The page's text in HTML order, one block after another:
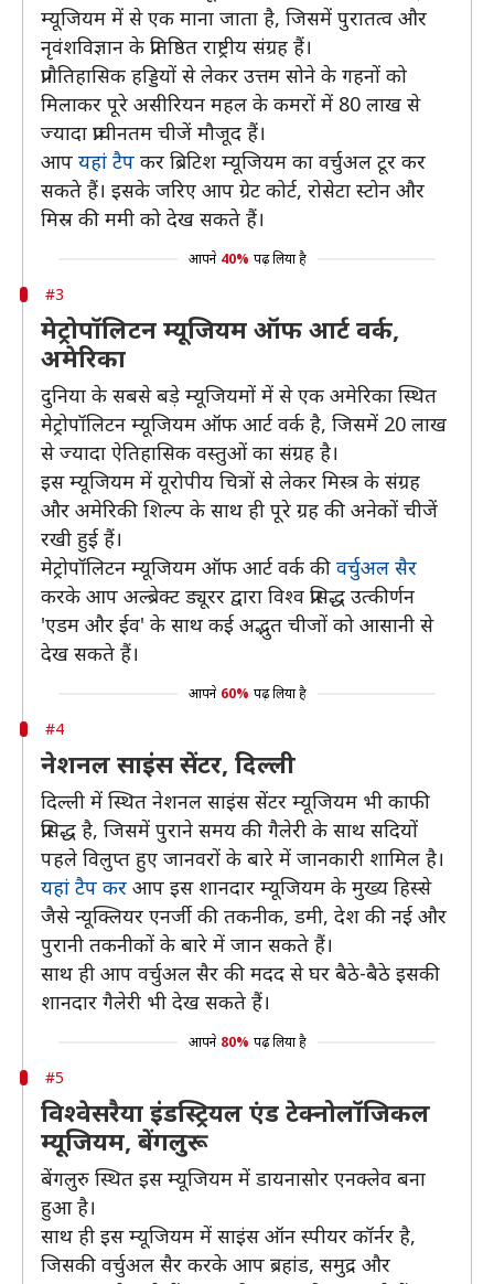
म्यूजियम में से एक माना जाता है, जिसमें पुरातत्व और
नृवंशविज्ञान के प्रतिष्ठित राष्ट्रीय संग्रह हैं।
प्रागैतिहासिक हड्डियों से लेकर उत्तम सोने के गहनों को
मिलाकर पूरे असीरियन महल के कमरों में 80 लाख से
ज्यादा प्राचीनतम चीजें मौजूद हैं।
आप यहां टैप कर ब्रिटिश म्यूजियम का वर्चुअल टूर कर
सकते हैं। इसके जरिए आप ग्रेट कोर्ट, रोसेटा स्टोन और
मिस्र की ममी को देख सकते हैं।
आपने 40% पढ़ लिया है
#3
मेट्रोपॉलिटन म्यूजियम ऑफ आर्ट वर्क,
अमेरिका
दुनिया के सबसे बड़े म्यूजियमों में से एक अमेरिका स्थित
मेट्रोपॉलिटन म्यूजियम ऑफ आर्ट वर्क है, जिसमें 20 लाख
से ज्यादा ऐतिहासिक वस्तुओं का संग्रह है।
इस म्यूजियम में यूरोपीय चित्रों से लेकर मिस्त्र के संग्रह
और अमेरिकी शिल्प के साथ ही पूरे ग्रह की अनेकों चीजें
रखी हुई हैं।
मेट्रोपॉलिटन म्यूजियम ऑफ आर्ट वर्क की वर्चुअल सैर
करके आप अल्ब्रेक्ट ड्यूरर द्वारा विश्व प्रसिद्ध उत्कीर्णन
'एडम और ईव' के साथ कई अद्भुत चीजों को आसानी से
देख सकते हैं।
आपने 60% पढ़ लिया है
#4
नेशनल साइंस सेंटर, दिल्ली
दिल्ली में स्थित नेशनल साइंस सेंटर म्यूजियम भी काफी
प्रसिद्ध है, जिसमें पुराने समय की गैलेरी के साथ सदियों
पहले विलुप्त हुए जानवरों के बारे में जानकारी शामिल है।
यहां टैप कर आप इस शानदार म्यूजियम के मुख्य हिस्से
जैसे न्यूक्लियर एनर्जी की तकनीक, डमी, देश की नई और
पुरानी तकनीकों के बारे में जान सकते हैं।
साथ ही आप वर्चुअल सैर की मदद से घर बैठे-बैठे इसकी
शानदार गैलेरी भी देख सकते हैं।
आपने 80% पढ़ लिया है
#5
विश्वेसरैया इंडस्ट्रियल एंड टेक्नोलॉजिकल
म्यूजियम, बेंगलुरू
बेंगलुरु स्थित इस म्यूजियम में डायनासोर एनक्लेव बना
हुआ है।
साथ ही इस म्यूजियम में साइंस ऑन स्पीयर कॉर्नर है,
जिसकी वर्चुअल सैर करके आप ब्रहांड, समुद्र और